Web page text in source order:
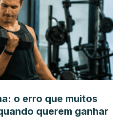
o erro que muitos
querem ganhar